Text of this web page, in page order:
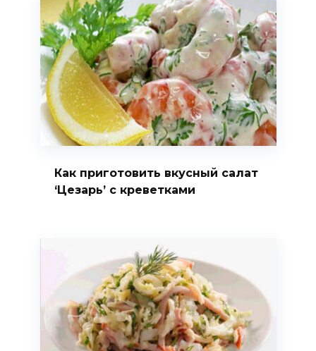
Как приготовить вкусный салат
‘Цезарь’ с креветками